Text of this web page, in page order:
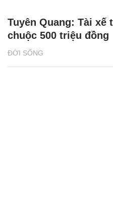
ĐỜI SỐNG
Tuyên Quang: Tài
chuộc 500 triệu đồng